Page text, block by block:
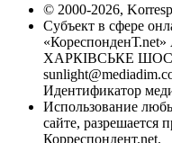
© 2000-2026,
Субъект в сфере
«КореспонденТ.net»
ХАРКІВСЬКЕ ШОСЕ,
Идентификатор
Использование
сайте, разрешается
Корреспондент.net.